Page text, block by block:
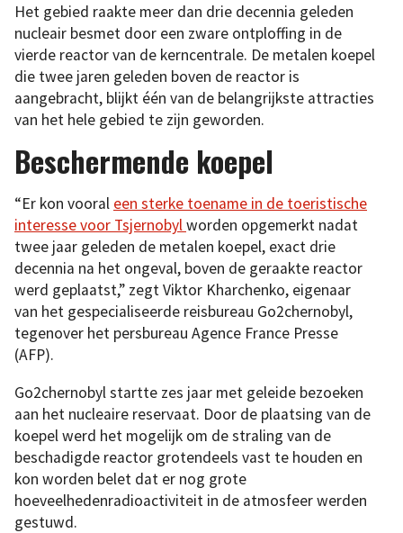
Het gebied raakte meer dan drie decennia geleden
nucleair besmet door een zware ontploffing in de
vierde reactor van de kerncentrale. De metalen koepel
die twee jaren geleden boven de reactor is
aangebracht, blijkt één van de belangrijkste attracties
van het hele gebied te zijn geworden.
Beschermende koepel
“Er kon vooral een sterke toename in de toeristische
interesse voor Tsjernobylworden opgemerkt nadat
twee jaar geleden de metalen koepel, exact drie
decennia na het ongeval, boven de geraakte reactor
werd geplaatst,” zegt Viktor Kharchenko, eigenaar
van het gespecialiseerde reisbureau Go2chernobyl,
tegenover het persbureau Agence France Presse
(AFP).
Go2chernobyl startte zes jaar met geleide bezoeken
aan het nucleaire reservaat. Door de plaatsing van de
koepel werd het mogelijk om de straling van de
beschadigde reactor grotendeels vast te houden en
kon worden belet dat er nog grote
hoeveelhedenradioactiviteit in de atmosfeer werden
gestuwd.